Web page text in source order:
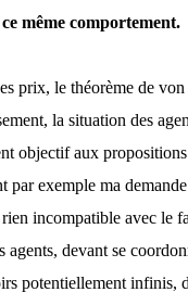
même comportement.
prix, le théorème de
la situation des
objectif aux
par exemple ma
incompatible avec le
devant se
potentiellement infinis,